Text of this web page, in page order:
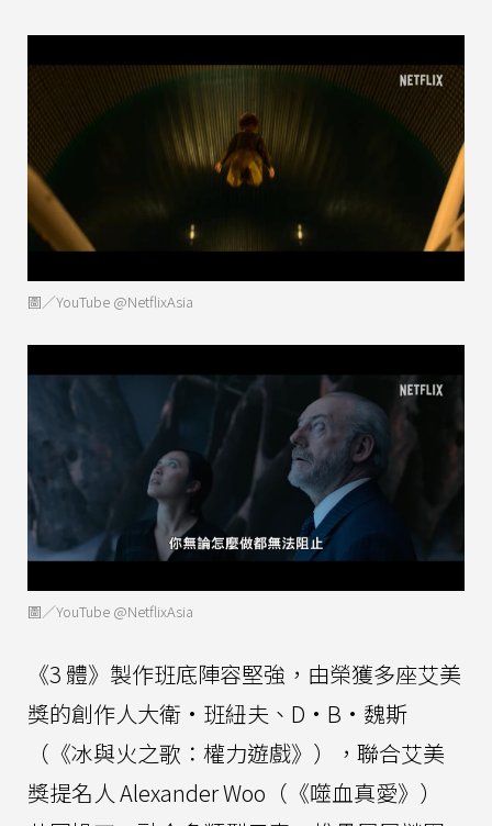
圖／YouTube @NetflixAsia
圖／YouTube @NetflixAsia
《3 體》製作班底陣容堅強，由榮獲多座艾美
獎的創作人大衛·班紐夫、D·B·魏斯
（《冰與火之歌：權力遊戲》），聯合艾美
獎提名人 Alexander Woo（《噬血真愛》）